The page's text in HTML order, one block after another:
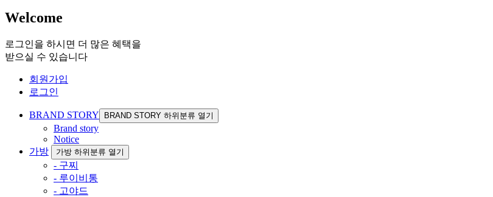
Welcome
로그인을 하시면 더 많은 혜택을
받으실 수 있습니다
회원가입
로그인
BRAND STORY BRAND STORY 하위분류 열기
Brand story
Notice
가방
가방 하위분류 열기
- 구찌
- 루이비통
- 고야드